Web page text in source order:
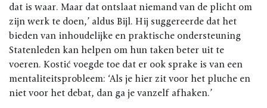
dat is waar. Maar dat ontslaat niemand van de plicht om
zijn werk te doen,’ aldus Bijl. Hij suggereerde dat het
bieden van inhoudelijke en praktische ondersteuning
Statenleden kan helpen om hun taken beter uit te
voeren. Kostić voegde toe dat er ook sprake is van een
mentaliteitsprobleem: ‘Als je hier zit voor het pluche en
niet voor het debat, dan ga je vanzelf afhaken.’